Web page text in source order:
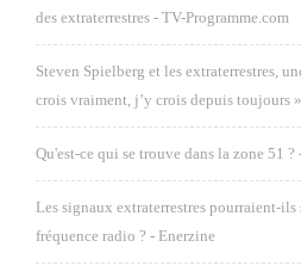
des extraterrestres - TV-Programme.com
Steven Spielberg et les extraterrestres,
crois vraiment, j’y crois depuis toujours
Qu'est-ce qui se trouve dans la zone 51
Les signaux extraterrestres pourraient-ils
fréquence radio ? - Enerzine